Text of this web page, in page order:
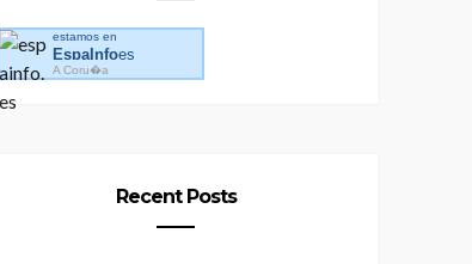
estamos en
EspaInfoes
A Coru�a
Recent Posts